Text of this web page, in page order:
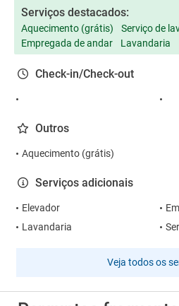
Serviços destacados:
Aquecimento (grátis)
Serviço de
Empregada de andar
Lavandaria
Check-in/Check-out
Outros
Aquecimento (grátis)
Serviços adicionais
Elevador
Lavandaria
Veja todos os